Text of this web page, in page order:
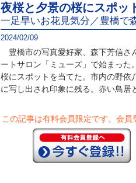
夜桜と夕景の桜にスポッ
一足早いお花見気分／豊橋で
2024/02/09
豊橋市の写真愛好家、森下芳信さ
ートサロン「ミューズ」で始まっ
桜にスポットを当てた。市内の野依
に写し出され印象に残る。赤い鳥居
この記事は有料会員限定です。 会員